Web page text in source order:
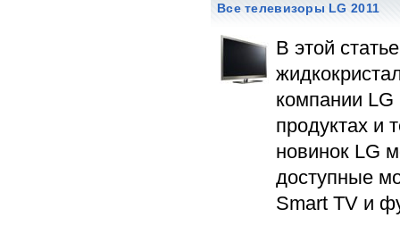
Все телевизоры LG 2011
В этой
компании LG
продуктах и
новинок LG
доступные
Smart TV и